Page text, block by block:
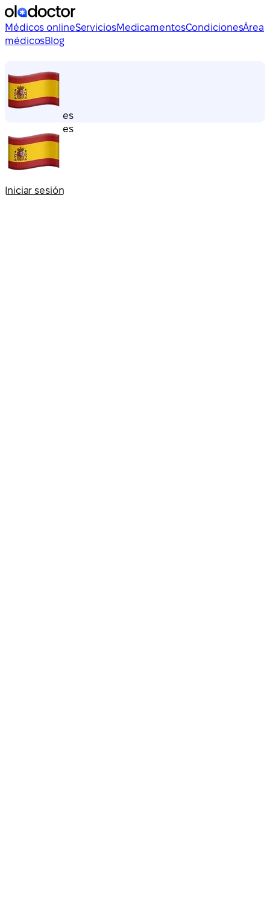
Médicos onlineServiciosMedicamentosCondicionesÁrea
médicosBlog
es
es
Iniciar sesión